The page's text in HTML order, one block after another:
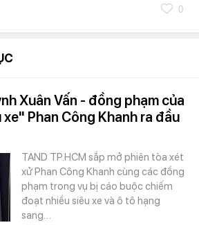
0
Xuân Vấn - đồng phạm của
Phan Công Khanh ra đầu
TAND TP.HCM sắp mở phiên tòa xét
xử Phan Công Khanh cùng các đồng
phạm trong vụ bị cáo buộc chiếm
đoạt nhiều siêu xe và ô tô hạng
sang…